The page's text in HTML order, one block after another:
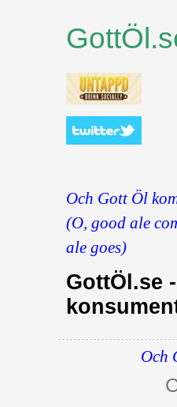
Och Gott Öl
(O, good ale
ale goes)
GottÖl.se
Och